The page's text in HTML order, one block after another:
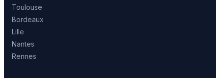
Toulouse
Bordeaux
Lille
Nantes
Rennes